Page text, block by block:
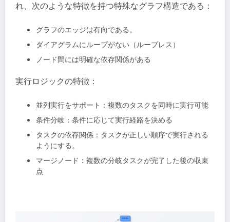
れ、次のような特徴を持つ特殊なグラフ構造である：
グラフのエッジは有向である。
ダイアグラムにループがない（ループレス）
ノード間には明確な依存関係がある
実行ロジックの特徴：
並列実行をサポート：複数のタスクを同時に実行可能
条件分岐：条件に応じて実行経路を決める
タスクの依存関係：タスクが正しい順序で実行される
ようにする。
マージノード：複数の分岐タスクが完了した後の収束
点